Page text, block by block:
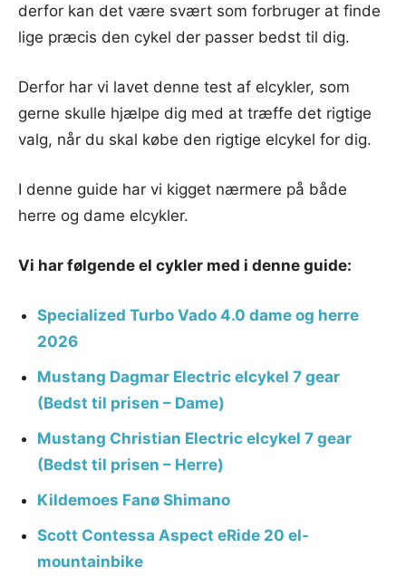
derfor kan det være svært som forbruger at finde
lige præcis den cykel der passer bedst til dig.
Derfor har vi lavet denne test af elcykler, som
gerne skulle hjælpe dig med at træffe det rigtige
valg, når du skal købe den rigtige elcykel for dig.
I denne guide har vi kigget nærmere på både
herre og dame elcykler.
Vi har følgende el cykler med i denne guide:
Specialized Turbo Vado 4.0 dame og herre
2026
Mustang Dagmar Electric elcykel 7 gear
(Bedst til prisen – Dame)
Mustang Christian Electric elcykel 7 gear
(Bedst til prisen – Herre)
Kildemoes Fanø Shimano
Scott Contessa Aspect eRide 20 el-
mountainbike